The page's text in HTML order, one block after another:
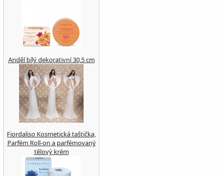
Anděl bílý dekorativní 30,5 cm
Fiordaliso Kosmetická taštička,
Parfém Roll-on a parfémovaný
tělový krém